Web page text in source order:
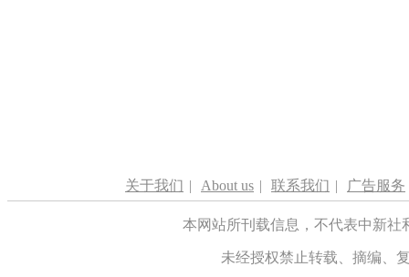
关于我们 | About us | 联系我们 | 广告服务
本网站所刊载信息，不代表中新
未经授权禁止转载、摘编、